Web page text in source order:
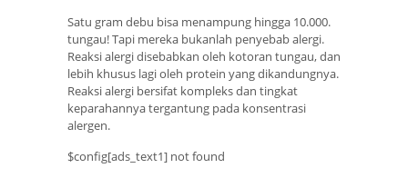
Satu gram debu bisa menampung hingga 10.000.
tungau! Tapi mereka bukanlah penyebab alergi.
Reaksi alergi disebabkan oleh kotoran tungau, dan
lebih khusus lagi oleh protein yang dikandungnya.
Reaksi alergi bersifat kompleks dan tingkat
keparahannya tergantung pada konsentrasi
alergen.
$config[ads_text1] not found